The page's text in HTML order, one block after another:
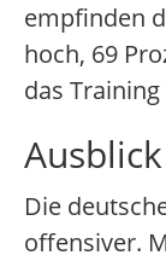
empfinden
hoch, 69
das
Ausblick
Die
offensiver.